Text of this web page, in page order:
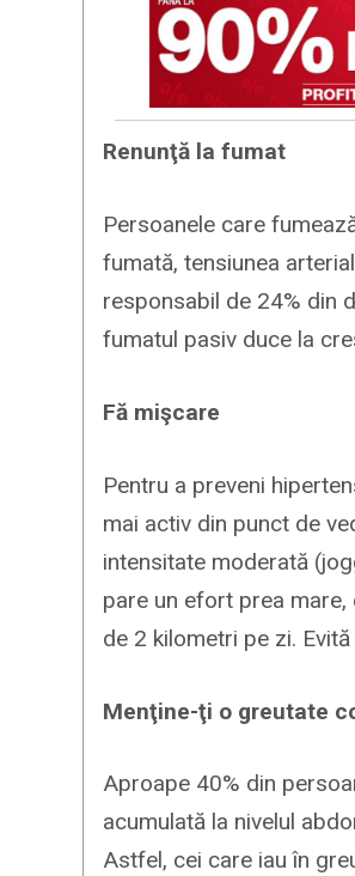
Renunţă la fumat
Persoanele care
fumată, tensiunea
responsabil de 24% din
fumatul pasiv duce la
Fă mişcare
Pentru a preveni
mai activ din punct de
intensitate moderată
pare un efort prea
de 2 kilometri pe zi.
Menţine-ţi o greutate
Aproape 40% din
acumulată la nivelul
Astfel, cei care iau în